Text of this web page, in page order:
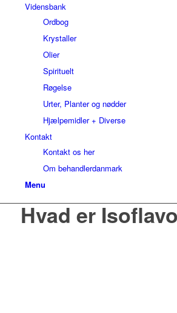
Vidensbank
Ordbog
Krystaller
Olier
Spirituelt
Røgelse
Urter, Planter og nødder
Hjælpemidler + Diverse
Kontakt
Kontakt os her
Om behandlerdanmark
Menu
Hvad er